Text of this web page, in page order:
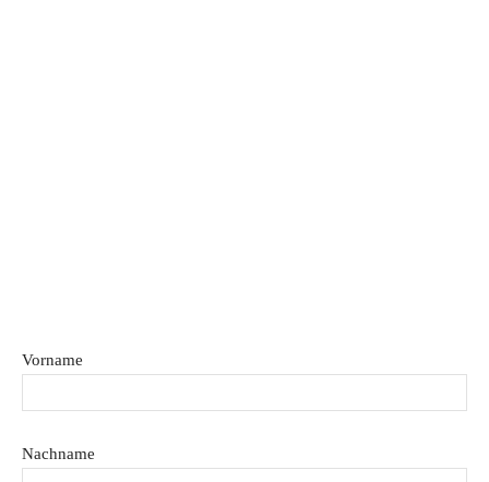
Vorname
Nachname